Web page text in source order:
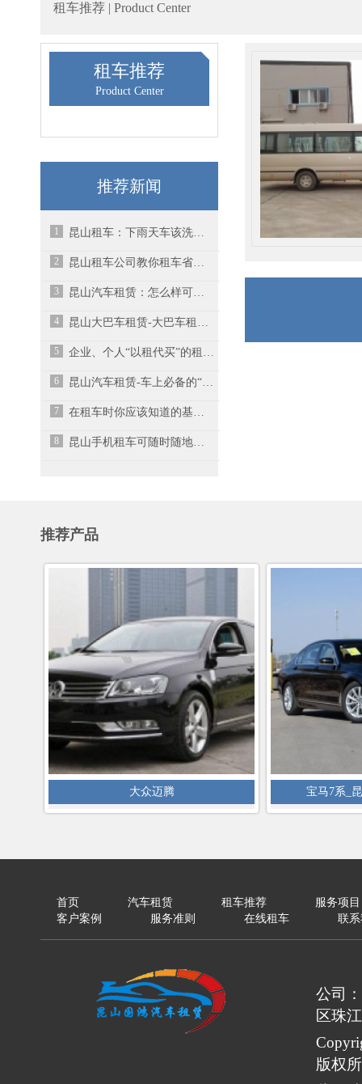
租车推荐 | Product Center
租车推荐
Product Center
推荐新闻
1 昆山租车：下雨天车该洗也得洗
2 昆山租车公司教你租车省钱的3个技巧
3 昆山汽车租赁：怎么样可以有效的节省油费？
4 昆山大巴车租赁-大巴车租赁时都需要注意什么？
5 企业、个人“以租代买”的租车观念向量大面广、充满活力趋势发展
6 昆山汽车租赁-车上必备的“救命”工具
7 在租车时你应该知道的基本知识
8 昆山手机租车可随时随地租到车辆
推荐产品
大众迈腾 宝马7系_
首页 汽车租赁 租车推荐
服务项目
客户案例
服务准则 在线租车 联
公司
区珠
版权